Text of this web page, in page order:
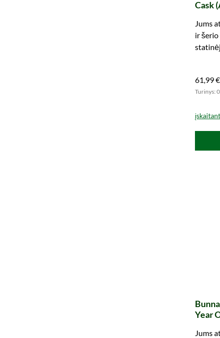
Cask
Jums
ir
61,99 €
Turinys:
Year
Jums